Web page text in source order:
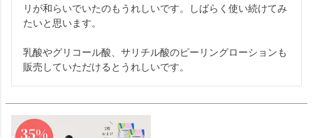
リが和らいでいたのもうれしいです。しばらく使い続けてみ
たいと思います。
乳酸やグリコール酸、サリチル酸のピーリングローションも
販売していただけるとうれしいです。